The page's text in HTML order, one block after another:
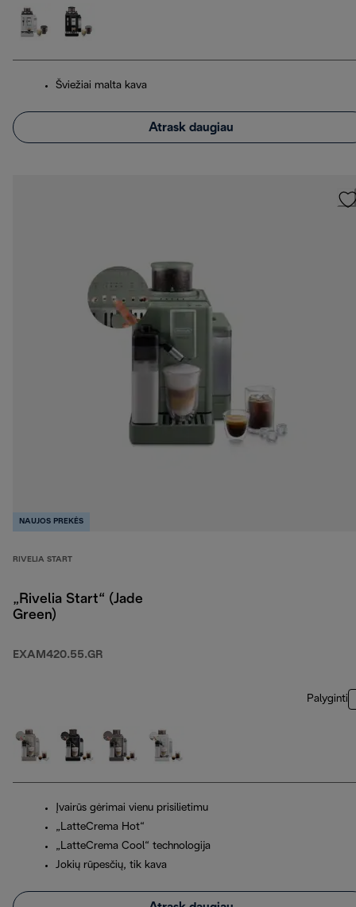
Šviežiai malta kava
Atrask daugiau
NAUJOS PREKĖS
RIVELIA START
„Rivelia Start“ (Jade
Green)
EXAM420.55.GR
Palyginti
Įvairūs gėrimai vienu prisilietimu
„LatteCrema Hot“
„LatteCrema Cool“ technologija
Jokių rūpesčių, tik kava